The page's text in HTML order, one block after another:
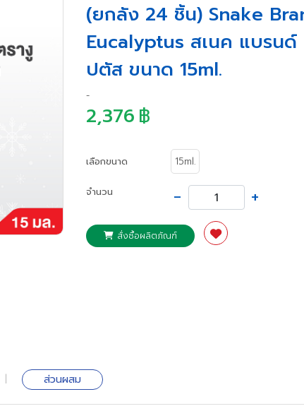
(ยกลัง 24 ชิ้น) Snake
Eucalyptus สเนค แบรนด์
ปตัส ขนาด 15ml.
-
2,376 ฿
เลือกขนาด 15ml.
จำนวน - +
สั่งซื้อผลิตภัณฑ์
| ส่วนผสม